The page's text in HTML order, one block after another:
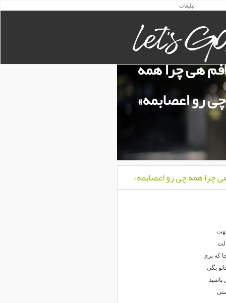
هی چرا همه
چی رو اعصابمه»
چرا همه چی رو اعصابمه»
ﻛﻪ ﺑﺮی
ﺑﮕﻰ
ﭘﺎﺷﻴﺪ
تبلیغات